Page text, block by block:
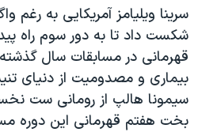
تریبونال مردمی آبان ۹۸
دادگاه حمید نوری
چهل سال گروگان‌گیری
قانون شفافیت دارائی کادر رهبری
اعتراضات مردمی آبان ۹۸
سرینا ویلیامز آمریکایی به
شکست داد تا به دور سوم راه
قهرمانی در مسابقات سال
بیماری و مصدومیت از دنیای
بخت هفتم قهرمانی این دوره